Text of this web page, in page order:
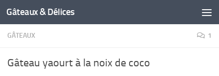
Gâteaux & Délices
GÂTEAUX 1
Gâteau yaourt à la noix de coco